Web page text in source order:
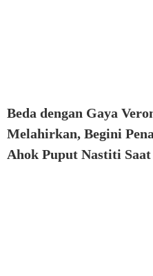
Beda dengan Gaya
Melahirkan, Begini
Ahok Puput Nastiti